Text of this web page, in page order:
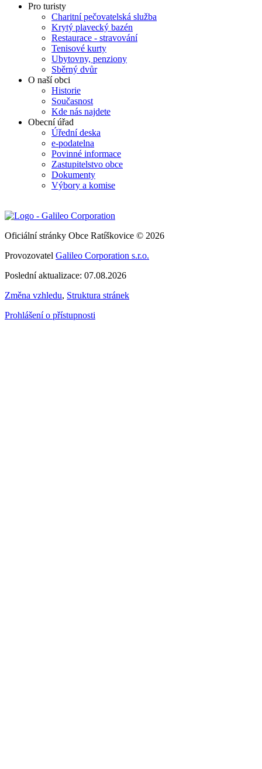
Pro turisty
Charitní pečovatelská služba
Krytý plavecký bazén
Restaurace - stravování
Tenisové kurty
Ubytovny, penziony
Sběrný dvůr
O naší obci
Historie
Současnost
Kde nás najdete
Obecní úřad
Úřední deska
e-podatelna
Povinné informace
Zastupitelstvo obce
Dokumenty
Výbory a komise
Oficiální stránky Obce Ratíškovice © 2026
Provozovatel Galileo Corporation s.r.o.
Poslední aktualizace: 07.08.2026
Změna vzhledu, Struktura stránek
Prohlášení o přístupnosti